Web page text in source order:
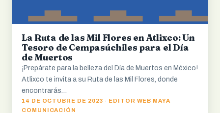
La Ruta de las Mil Flores en Atlixco: Un
Tesoro de Cempasúchiles para el Día
de Muertos
¡Prepárate para la belleza del Día de Muertos en México!
Atlixco te invita a su Ruta de las Mil Flores, donde
encontrarás…
14 DE OCTUBRE DE 2023 · EDITOR WEB MAYA
COMUNICACIÓN